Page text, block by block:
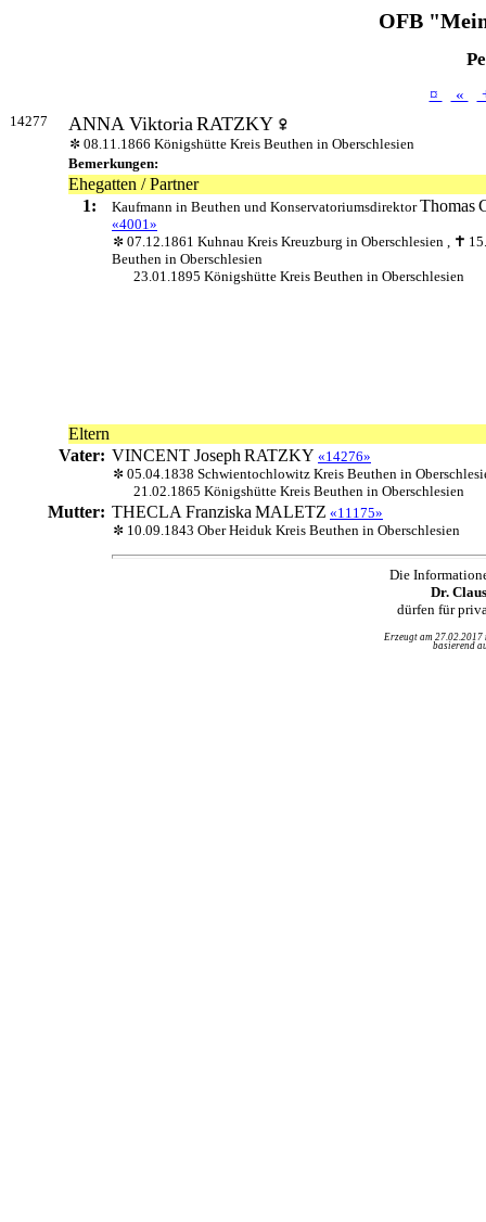
OFB
¤ «
14277 ANNA ViktoriaRATZKY
08.11.1866 Königshütte Kreis Beuthen in Oberschlesien
Bemerkungen:
Ehegatten / Partner
1:
Kaufmann in Beuthen und KonservatoriumsdirektorThomas
«4001»
07.12.1861 Kuhnau Kreis Kreuzburg in Oberschlesien ,
Beuthen in Oberschlesien
23.01.1895 Königshütte Kreis Beuthen in Oberschlesien
Eltern
Vater: VINCENT Joseph RATZKY «14276»
05.04.1838 Schwientochlowitz Kreis Beuthen in
21.02.1865 Königshütte Kreis Beuthen in Oberschlesien
Mutter: THECLA Franziska MALETZ «11175»
10.09.1843 Ober Heiduk Kreis Beuthen in Oberschlesien
Die
Dr.
dürfen für
Erzeugt am
basierend